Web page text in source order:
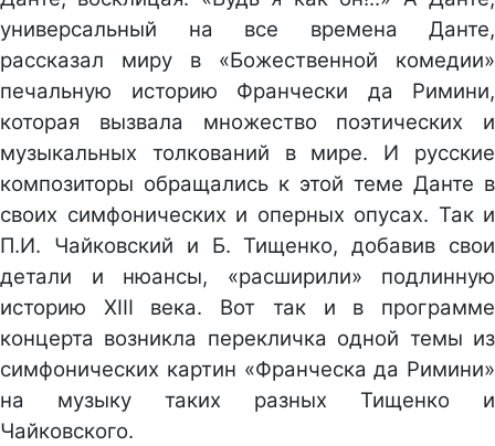
универсальный на все времена Данте,
рассказал миру в «Божественной комедии»
печальную историю Франчески да Римини,
которая вызвала множество поэтических и
музыкальных толкований в мире. И русские
композиторы обращались к этой теме Данте в
своих симфонических и оперных опусах. Так и
П.И. Чайковский и Б. Тищенко, добавив свои
детали и нюансы, «расширили» подлинную
историю ХIII века. Вот так и в программе
концерта возникла перекличка одной темы из
симфонических картин «Франческа да Римини»
на музыку таких разных Тищенко и
Чайковского.